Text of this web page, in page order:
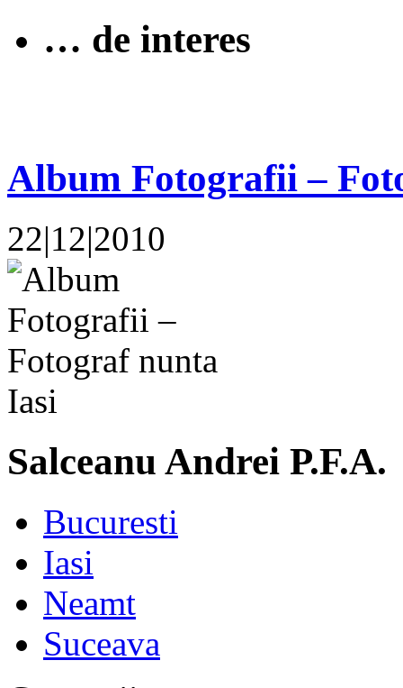
… de interes
Album Fotografii –
22|12|2010
Salceanu Andrei P.F.A.
Bucuresti
Iasi
Neamt
Suceava